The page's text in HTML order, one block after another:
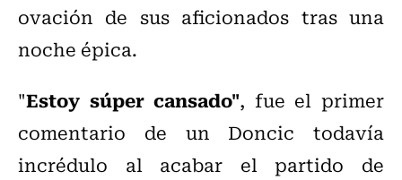
ovación de sus aficionados tras una
noche épica.
"Estoy súper cansado", fue el primer
comentario de un Doncic todavía
incrédulo al acabar el partido de